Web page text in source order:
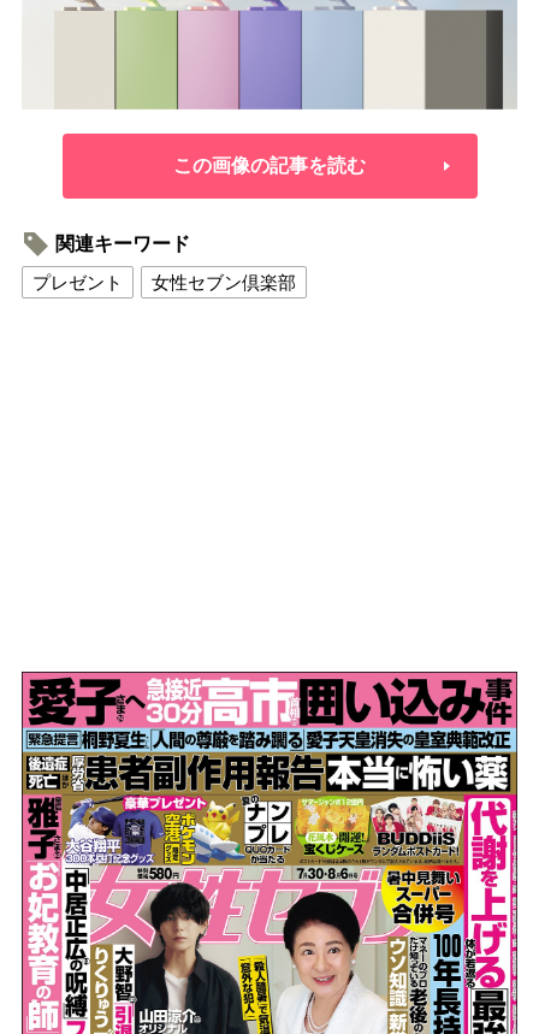
この画像の記事を読む
関連キーワード
プレゼント
女性セブン倶楽部